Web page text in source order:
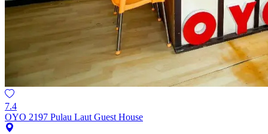
7.4
OYO 2197 Pulau Laut Guest House